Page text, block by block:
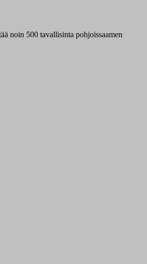
noin 500 tavallisinta pohjoissaamen